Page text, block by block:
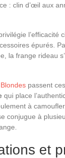
: clin d’œil aux
l’efficacité
épurés.
la frange rideau
passent
qui place
à
conjugue à
et